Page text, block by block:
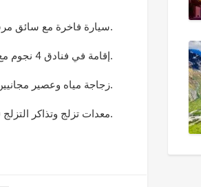
سيارة فاخرة مع سائق مرشد مخصص طوال الجولة.
إقامة في فنادق 4 نجوم مع وجبة إفطار يومية.
زجاجة مياه وعصير مجانيين يوميًا لكل عميل.
معدات تزلج وتذاكر التزلج (بتكلفة إضافية، متاحة حسب الطلب).